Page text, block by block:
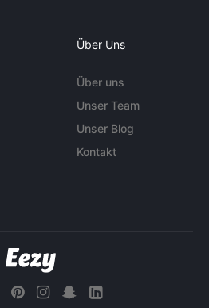
Über Uns
Über uns
Unser Team
Unser Blog
Kontakt